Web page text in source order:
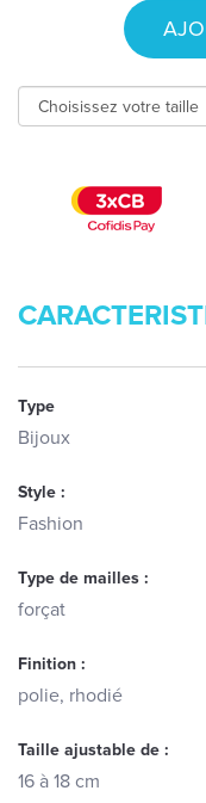
Type
Bijoux
Style :
Fashion
Type de mailles :
forçat
Finition :
polie, rhodié
Taille ajustable de :
16 à 18 cm